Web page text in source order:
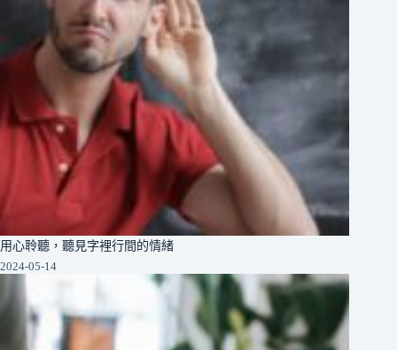
用心聆聽，聽見字裡行間的情緒
2024-05-14